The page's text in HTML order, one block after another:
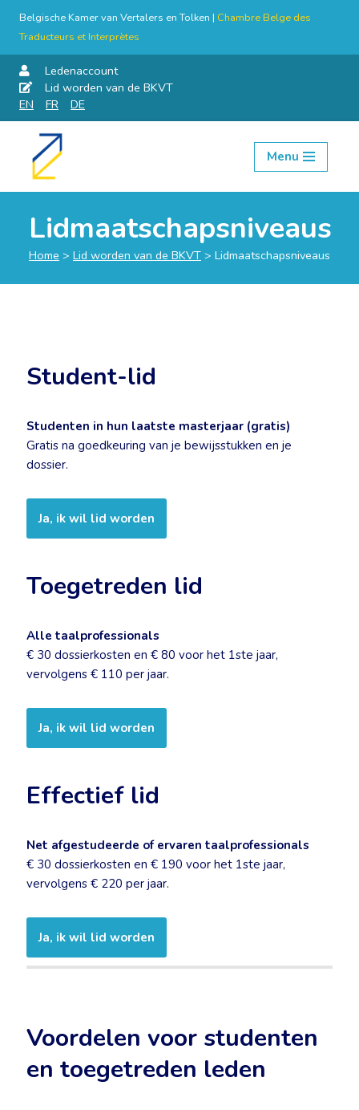
Belgische Kamer van Vertalers en Tolken | Chambre Belge des
Traducteurs et Interprètes
Ledenaccount
Lid worden van de BKVT
EN
FR DE
Skip
Menu
Lidmaatschapsniveaus
Home > Lid worden van de BKVT > Lidmaatschapsniveaus
Student-lid
Studenten in hun laatste masterjaar (gratis)
Gratis na goedkeuring van je bewijsstukken en je
dossier.
Ja, ik wil lid worden
Toegetreden lid
Alle taalprofessionals
€ 30 dossierkosten en € 80 voor het 1ste jaar,
vervolgens € 110 per jaar.
Ja, ik wil lid worden
Effectief lid
Net afgestudeerde of ervaren taalprofessionals
€ 30 dossierkosten en € 190 voor het 1ste jaar,
vervolgens € 220 per jaar.
Ja, ik wil lid worden
Voordelen voor studenten
en toegetreden leden